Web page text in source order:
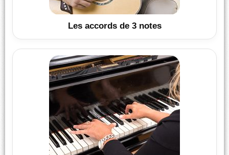
Les accords de 3 notes